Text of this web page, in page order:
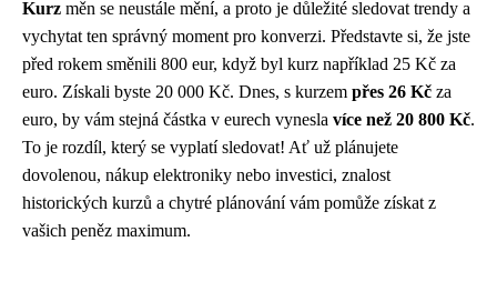
Kurz měn se neustále mění, a proto je důležité sledovat trendy a
vychytat ten správný moment pro konverzi. Představte si, že jste
před rokem směnili 800 eur, když byl kurz například 25 Kč za
euro. Získali byste 20 000 Kč. Dnes, s kurzem přes 26 Kč za
euro, by vám stejná částka v eurech vynesla více než 20 800 Kč.
To je rozdíl, který se vyplatí sledovat! Ať už plánujete
dovolenou, nákup elektroniky nebo investici, znalost
historických kurzů a chytré plánování vám pomůže získat z
vašich peněz maximum.